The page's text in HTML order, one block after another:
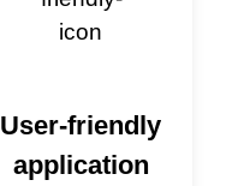
User-friendly
application